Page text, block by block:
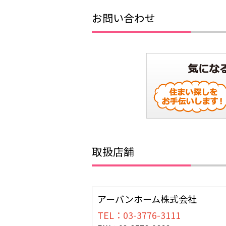
お問い合わせ
取扱店舗
アーバンホーム株式会社
TEL：03-3776-3111